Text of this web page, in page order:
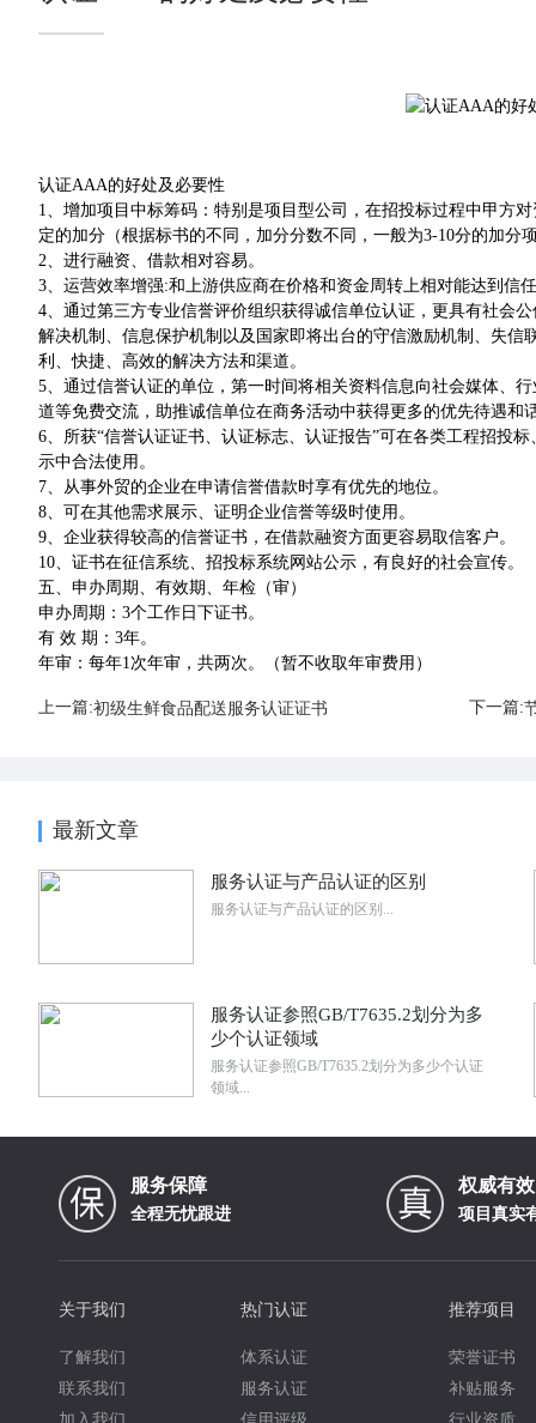
认证AAA的好处及必要性
1、增加项目中标筹码：特别是项目型公司，在招投标过程中甲方
定的加分（根据标书的不同，加分分数不同，一般为3-10分的加分
2、进行融资、借款相对容易。
3、运营效率增强:和上游供应商在价格和资金周转上相对能达到信
4、通过第三方专业信誉评价组织获得诚信单位认证，更具有社会
解决机制、信息保护机制以及国家即将出台的守信激励机制、失
利、快捷、高效的解决方法和渠道。
5、通过信誉认证的单位，第一时间将相关资料信息向社会媒体、
道等免费交流，助推诚信单位在商务活动中获得更多的优先待遇和
6、所获“信誉认证证书、认证标志、认证报告”可在各类工程招投
示中合法使用。
7、从事外贸的企业在申请信誉借款时享有优先的地位。
8、可在其他需求展示、证明企业信誉等级时使用。
9、企业获得较高的信誉证书，在借款融资方面更容易取信客户。
10、证书在征信系统、招投标系统网站公示，有良好的社会宣传。
五、申办周期、有效期、年检（审）
申办周期：3个工作日下证书。
有 效 期：3年。
年审：每年1次年审，共两次。（暂不收取年审费用）
上一篇:初级生鲜食品配送服务认证证书 下一篇:
最新文章
服务认证与产品认证的区别
服务认证与产品认证的区别...
服务认证参照GB/T7635.2划分为多
少个认证领域
服务认证参照GB/T7635.2划分为多少个认证
领域...
服务保障
全程无忧跟进
权威有效
项目真实
关于我们
了解我们
联系我们
热门认证
体系认证
服务认证
推荐项目
荣誉证书
补贴服务